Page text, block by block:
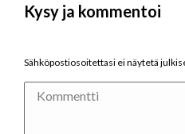
Kysy ja kommentoi
Sähköpostiosoitettasi ei näytetä
Kommentti